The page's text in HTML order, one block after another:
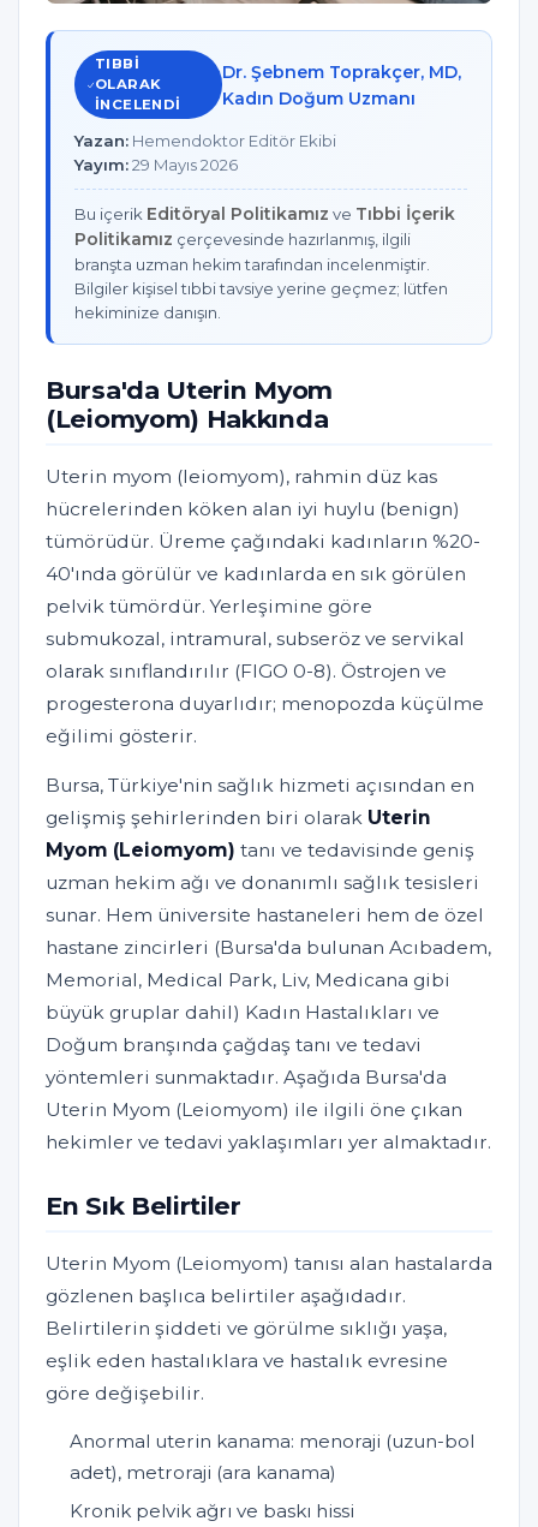
TIBBI
OLARAK
INCELENDI
Dr. Şebnem Toprakçer, MD,
Kadın Doğum Uzmanı
Yazan: Hemendoktor Editör Ekibi
Yayım:29 Mayıs 2026
Bu içerik Editöryal Politikamız ve Tıbbi İçerik
Politikamız çerçevesinde hazırlanmış, ilgili
branşta uzman hekim tarafından incelenmiştir.
Bilgiler kişisel tıbbi tavsiye yerine geçmez; lütfen
hekiminize danışın.
Bursa'da Uterin Myom
(Leiomyom) Hakkında
Uterin myom (leiomyom), rahmin düz kas
hücrelerinden köken alan iyi huylu (benign)
tümörüdür. Üreme çağındaki kadınların %20-
40'ında görülür ve kadınlarda en sık görülen
pelvik tümördür. Yerleşimine göre
submukozal, intramural, subseröz ve servikal
olarak sınıflandırılır (FIGO 0-8). Östrojen ve
progesterona duyarlıdır; menopozda küçülme
eğilimi gösterir.
Bursa, Türkiye'nin sağlık hizmeti açısından en
gelişmiş şehirlerinden biri olarak Uterin
Myom (Leiomyom) tanı ve tedavisinde geniş
uzman hekim ağı ve donanımlı sağlık tesisleri
sunar. Hem üniversite hastaneleri hem de özel
hastane zincirleri (Bursa'da bulunan Acıbadem,
Memorial, Medical Park, Liv, Medicana gibi
büyük gruplar dahil) Kadın Hastalıkları ve
Doğum branşında çağdaş tanı ve tedavi
yöntemleri sunmaktadır. Aşağıda Bursa'da
Uterin Myom (Leiomyom) ile ilgili öne çıkan
hekimler ve tedavi yaklaşımları yer almaktadır.
En Sık Belirtiler
Uterin Myom (Leiomyom) tanısı alan hastalarda
gözlenen başlıca belirtiler aşağıdadır.
Belirtilerin şiddeti ve görülme sıklığı yaşa,
eşlik eden hastalıklara ve hastalık evresine
göre değişebilir.
Anormal uterin kanama: menoraji (uzun-bol
adet), metroraji (ara kanama)
Kronik pelvik ağrı ve baskı hissi